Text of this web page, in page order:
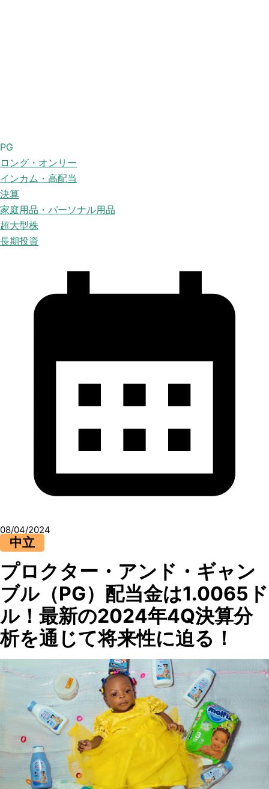
PG
ロング・オンリー
インカム・高配当
決算
家庭用品・パーソナル用品
超大型株
長期投資
08/04/2024
中立
プロクター・アンド・ギャン
ブル（PG）配当金は1.0065ド
ル！最新の2024年4Q決算分
析を通じて将来性に迫る！